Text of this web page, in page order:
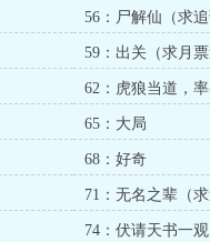
56：尸解仙（求追
59：出关（求月票
62：虎狼当道，
65：大局
68：好奇
71：无名之辈（求
74：伏请天书一观